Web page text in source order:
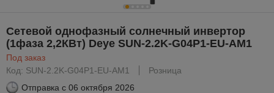
Сетевой однофазный солнечный инвертор
(1фаза 2,2КВт) Deye SUN-2.2K-G04P1-EU-AM1
Под заказ
Код: SUN-2.2K-G04P1-EU-AM1
Розница
Отправка с 06 октября 2026